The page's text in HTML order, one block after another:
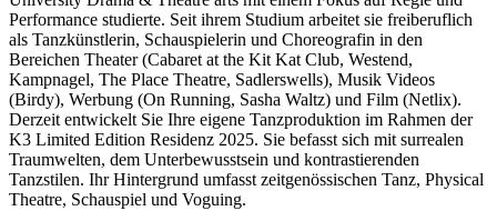
Performance studierte. Seit ihrem Studium arbeitet sie freiberuflich
als Tanzkünstlerin, Schauspielerin und Choreografin in den
Bereichen Theater (Cabaret at the Kit Kat Club, Westend,
Kampnagel, The Place Theatre, Sadlerswells), Musik Videos
(Birdy), Werbung (On Running, Sasha Waltz) und Film (Netlix).
Derzeit entwickelt Sie Ihre eigene Tanzproduktion im Rahmen der
K3 Limited Edition Residenz 2025. Sie befasst sich mit surrealen
Traumwelten, dem Unterbewusstsein und kontrastierenden
Tanzstilen. Ihr Hintergrund umfasst zeitgenössischen Tanz, Physical
Theatre, Schauspiel und Voguing.